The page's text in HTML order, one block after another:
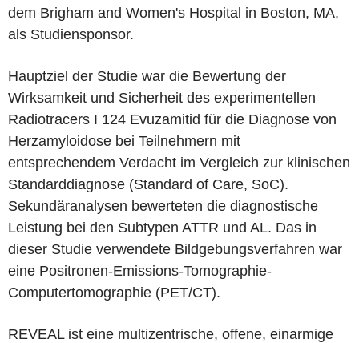
dem Brigham and Women's Hospital in Boston, MA,
als Studiensponsor.
Hauptziel der Studie war die Bewertung der
Wirksamkeit und Sicherheit des experimentellen
Radiotracers I 124 Evuzamitid für die Diagnose von
Herzamyloidose bei Teilnehmern mit
entsprechendem Verdacht im Vergleich zur klinischen
Standarddiagnose (Standard of Care, SoC).
Sekundäranalysen bewerteten die diagnostische
Leistung bei den Subtypen ATTR und AL. Das in
dieser Studie verwendete Bildgebungsverfahren war
eine Positronen-Emissions-Tomographie-
Computertomographie (PET/CT).
REVEAL ist eine multizentrische, offene, einarmige